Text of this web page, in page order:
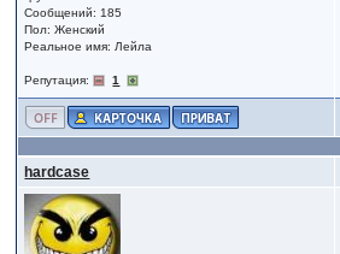
Сообщений: 185
Пол: Женский
Реальное имя: Лейла
Репутация: 1
hardcase